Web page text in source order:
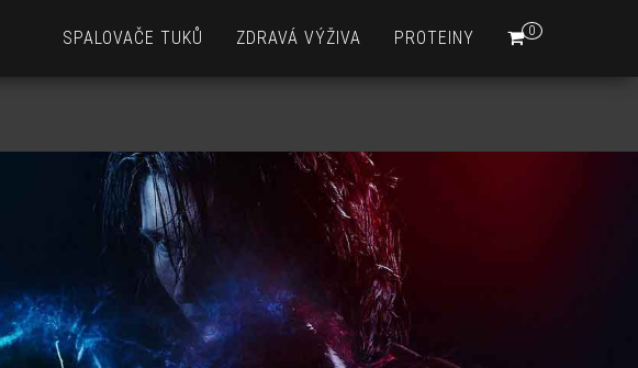
0
SPALOVAČE TUKŮ ZDRAVÁ VÝŽIVA PROTEINY